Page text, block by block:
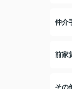
仲介
前家
その